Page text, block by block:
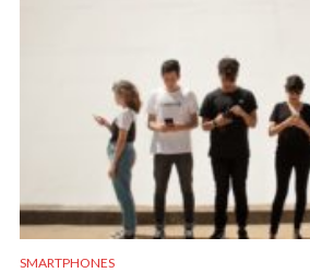
SMARTPHONES